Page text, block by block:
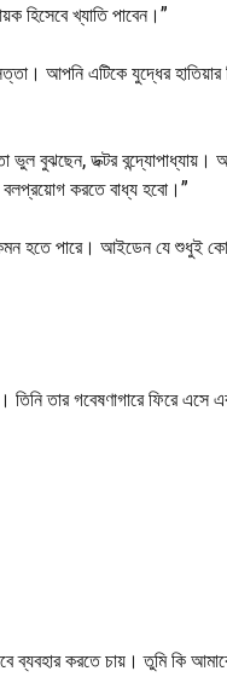
হিসেবে খ্যাতি পাবেন।”
আপনি এটিকে যুদ্ধের হাতিয়ার
বুঝছেন, ডক্টর বন্দ্যোপাধ্যায়।
বলপ্রয়োগ করতে বাধ্য হবো।”
হতে পারে। আইডেন যে শুধুই
তার গবেষণাগারে ফিরে এসে
করতে চায়। তুমি কি